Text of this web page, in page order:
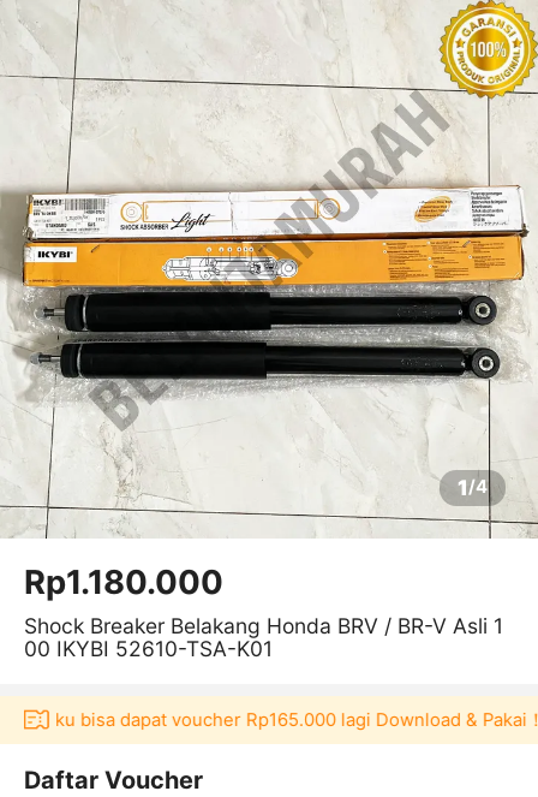
1/4
Rp1.180.000
Shock Breaker Belakang Honda BRV / BR-V Asli 1
00 IKYBI 52610-TSA-K01
bisa dapat voucher Rp165.000 lagi Download & Pakai！
Daftar Voucher